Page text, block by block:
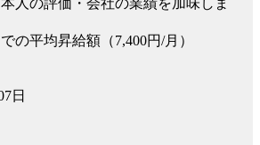
の平均昇給額（7,400円/月）
日